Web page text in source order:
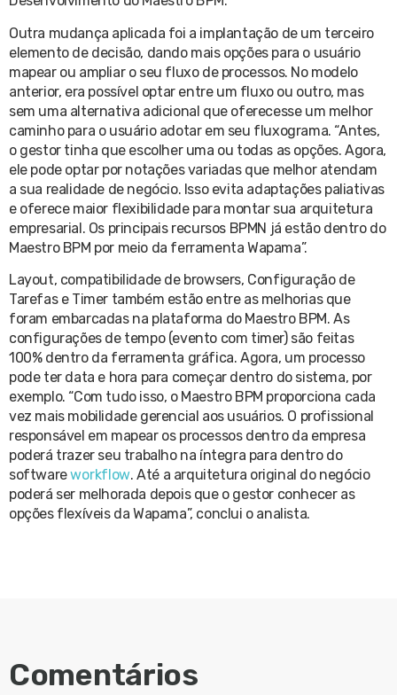
Outra mudança aplicada foi a implantação de um terceiro
elemento de decisão, dando mais opções para o usuário
mapear ou ampliar o seu fluxo de processos. No modelo
anterior, era possível optar entre um fluxo ou outro, mas
sem uma alternativa adicional que oferecesse um melhor
caminho para o usuário adotar em seu fluxograma. “Antes,
o gestor tinha que escolher uma ou todas as opções. Agora,
ele pode optar por notações variadas que melhor atendam
a sua realidade de negócio. Isso evita adaptações paliativas
e oferece maior flexibilidade para montar sua arquitetura
empresarial. Os principais recursos BPMN já estão dentro do
Maestro BPM por meio da ferramenta Wapama”.
Layout, compatibilidade de browsers, Configuração de
Tarefas e Timer também estão entre as melhorias que
foram embarcadas na plataforma do Maestro BPM. As
configurações de tempo (evento com timer) são feitas
100% dentro da ferramenta gráfica. Agora, um processo
pode ter data e hora para começar dentro do sistema, por
exemplo. “Com tudo isso, o Maestro BPM proporciona cada
vez mais mobilidade gerencial aos usuários. O profissional
responsável em mapear os processos dentro da empresa
poderá trazer seu trabalho na íntegra para dentro do
softwareworkflow. Até a arquitetura original do negócio
poderá ser melhorada depois que o gestor conhecer as
opções flexíveis da Wapama”, conclui o analista.
Comentários